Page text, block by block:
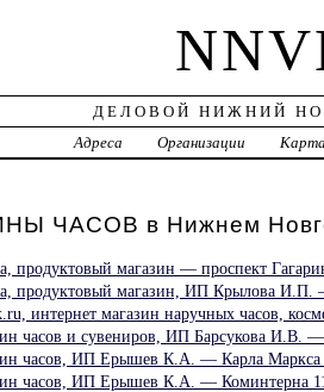
ДЕЛОВОЙ НИЖНИЙ
Адреса
Организации Карта
ЧАСОВ в Нижнем
продуктовый магазин — проспект
продуктовый магазин, ИП Крылова И.П.
интернет магазин наручных часов,
часов и сувениров, ИП Барсукова И.В. —
часов, ИП Ерышев К.А. — Карла Маркса
часов, ИП Ерышев К.А. — Коминтерна